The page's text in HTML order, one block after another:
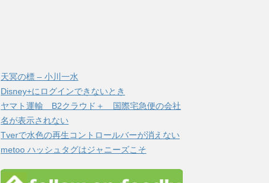
天冥の標 – 小川一水
Disney+にログインできないとき
ヤマト運輸 B2クラウド＋ 国際宅急便の会社
名が表示されない
Tverで水色の再生コントロールバーが消えない
metoo ハッシュタグはジャニーズこそ